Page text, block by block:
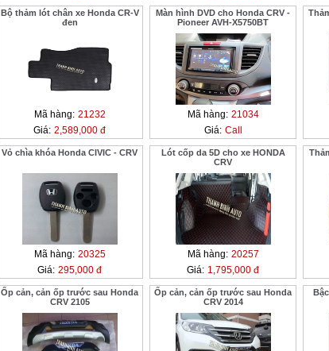
Bộ thảm lót chân xe Honda CR-V
đen
Mã hàng: 21232
Giá: 2,589,000 đ
Màn hình DVD cho Honda CRV -
Pioneer AVH-X5750BT
Mã hàng: 21034
Giá: Call
Vỏ chìa khóa Honda CIVIC - CRV
Mã hàng: 20325
Giá: 295,000 đ
Lót cốp da 5D cho xe HONDA
CRV
Mã hàng: 20257
Giá: 1,795,000 đ
Ốp cản, cản ốp trước sau Honda
CRV 2105
Ốp cản, cản ốp trước sau Honda
CRV 2014